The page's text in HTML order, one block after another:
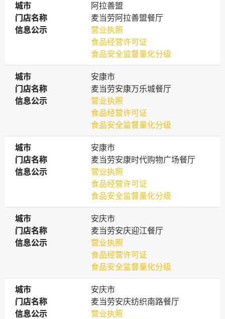
城市
城市
阿拉善盟
门店名称
门店名称
麦当劳阿拉善盟餐厅
信息公示
信息公示
营业执照
食品经营许可证
食品安全监督量化分级
城市
城市
安康市
门店名称
门店名称
麦当劳安康万乐城餐厅
信息公示
信息公示
营业执照
食品经营许可证
食品安全监督量化分级
城市
城市
安康市
门店名称
门店名称
麦当劳安康时代购物广场餐厅
信息公示
信息公示
营业执照
食品经营许可证
食品安全监督量化分级
城市
城市
安庆市
门店名称
门店名称
麦当劳安庆迎江餐厅
信息公示
信息公示
营业执照
食品经营许可证
食品安全监督量化分级
城市
城市
安庆市
门店名称
门店名称
麦当劳安庆纺织南路餐厅
信息公示
信息公示
营业执照